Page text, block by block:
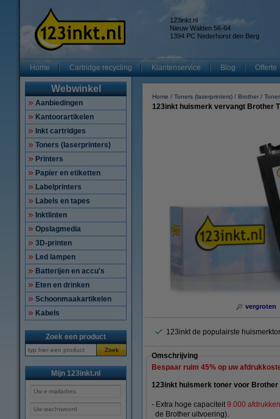
123inkt.nl
Nieuw Walden 56-64
1394 PC Nederhorst den Berg
Home Cartridge recycling Klantenservice Blog Offerte
Webwinkel
Aanbiedingen
Kantoorartikelen
Inkt cartridges
Toners (laserprinters)
Printers
Papier en etiketten
Labelprinters
Labels en tapes
Inktlinten
Opslagmedia
3D-printen
Led lampen
Batterijen en accu's
Eten en drinken
Schoonmaakartikelen
Kabels
Zoek een product
Zoek
Mijn 123inkt.nl
Home Toners (laserprinters) Brother
123inkt huismerk vervangt Brother
vergroten
123inkt de populairste
Omschrijving
Bespaar ruim 45% op uw
123inkt huismerk toner voor Brother
- Extra hoge capaciteit 9.000 afdrukken
de Brother uitvoering).